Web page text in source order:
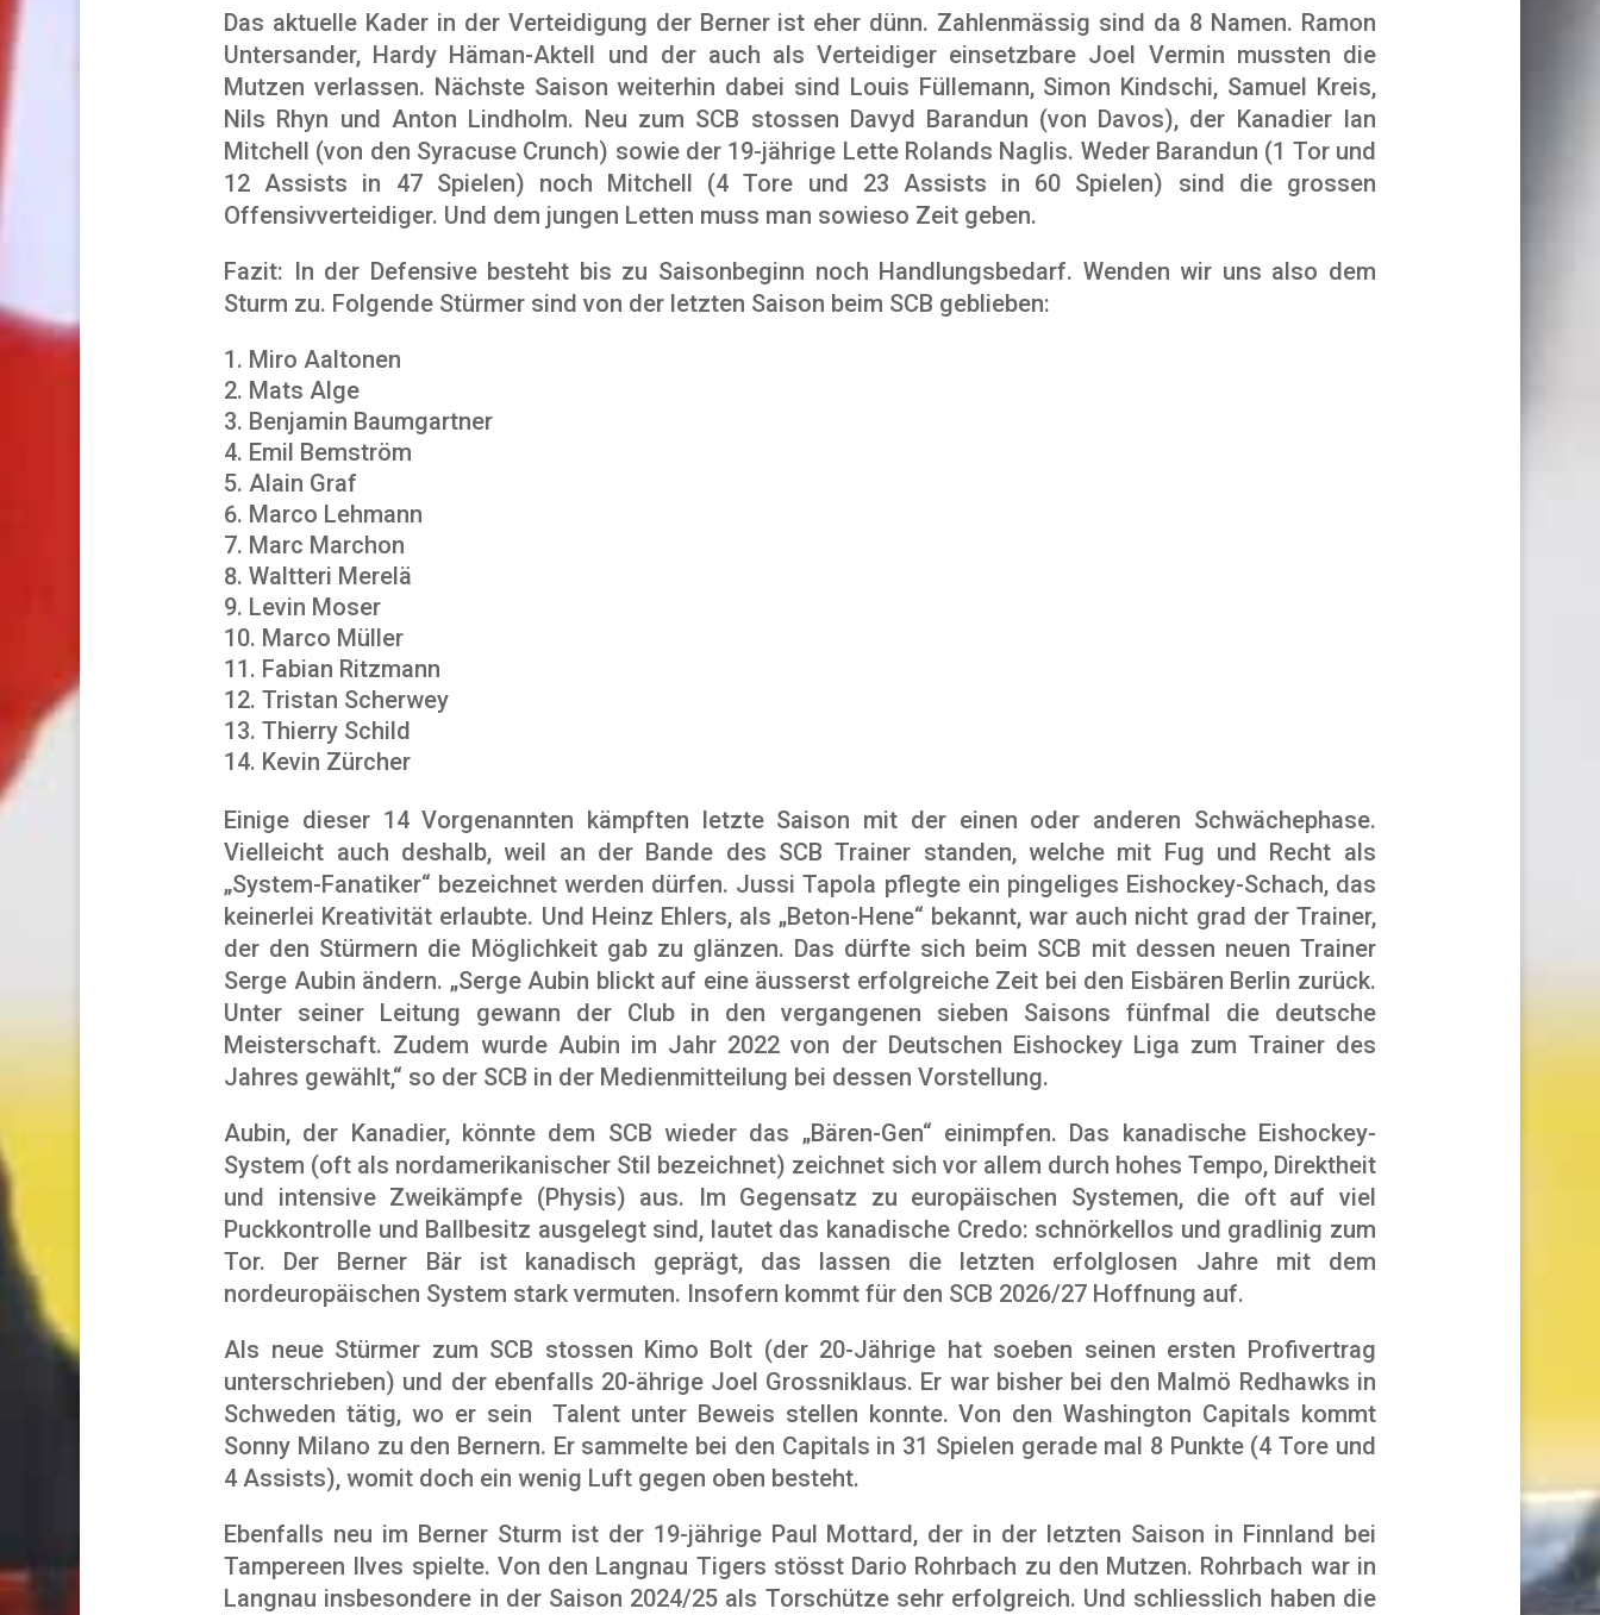
Das aktuelle Kader in der Verteidigung der Berner ist eher dünn. Zahlenmässig sind da 8 Namen. Ramon
Untersander, Hardy Häman-Aktell und der auch als Verteidiger einsetzbare Joel Vermin mussten die
Mutzen verlassen. Nächste Saison weiterhin dabei sind Louis Füllemann, Simon Kindschi, Samuel Kreis,
Nils Rhyn und Anton Lindholm. Neu zum SCB stossen Davyd Barandun (von Davos), der Kanadier Ian
Mitchell (von den Syracuse Crunch) sowie der 19-jährige Lette Rolands Naglis. Weder Barandun (1 Tor und
12 Assists in 47 Spielen) noch Mitchell (4 Tore und 23 Assists in 60 Spielen) sind die grossen
Offensivverteidiger. Und dem jungen Letten muss man sowieso Zeit geben.
Fazit: In der Defensive besteht bis zu Saisonbeginn noch Handlungsbedarf. Wenden wir uns also dem
Sturm zu. Folgende Stürmer sind von der letzten Saison beim SCB geblieben:
Miro Aaltonen
Mats Alge
Benjamin Baumgartner
Emil Bemström
Alain Graf
Marco Lehmann
Marc Marchon
Waltteri Merelä
Levin Moser
Marco Müller
Fabian Ritzmann
Tristan Scherwey
Thierry Schild
Kevin Zürcher
Einige dieser 14 Vorgenannten kämpften letzte Saison mit der einen oder anderen Schwächephase.
Vielleicht auch deshalb, weil an der Bande des SCB Trainer standen, welche mit Fug und Recht als
„System-Fanatiker“ bezeichnet werden dürfen. Jussi Tapola pflegte ein pingeliges Eishockey-Schach, das
keinerlei Kreativität erlaubte. Und Heinz Ehlers, als „Beton-Hene“ bekannt, war auch nicht grad der Trainer,
der den Stürmern die Möglichkeit gab zu glänzen. Das dürfte sich beim SCB mit dessen neuen Trainer
Serge Aubin ändern. „Serge Aubin blickt auf eine äusserst erfolgreiche Zeit bei den Eisbären Berlin zurück.
Unter seiner Leitung gewann der Club in den vergangenen sieben Saisons fünfmal die deutsche
Meisterschaft. Zudem wurde Aubin im Jahr 2022 von der Deutschen Eishockey Liga zum Trainer des
Jahres gewählt,“ so der SCB in der Medienmitteilung bei dessen Vorstellung.
Aubin, der Kanadier, könnte dem SCB wieder das „Bären-Gen“ einimpfen. Das kanadische Eishockey-
System (oft als nordamerikanischer Stil bezeichnet) zeichnet sich vor allem durch hohes Tempo, Direktheit
und intensive Zweikämpfe (Physis) aus. Im Gegensatz zu europäischen Systemen, die oft auf viel
Puckkontrolle und Ballbesitz ausgelegt sind, lautet das kanadische Credo: schnörkellos und gradlinig zum
Tor. Der Berner Bär ist kanadisch geprägt, das lassen die letzten erfolglosen Jahre mit dem
nordeuropäischen System stark vermuten. Insofern kommt für den SCB 2026/27 Hoffnung auf.
Als neue Stürmer zum SCB stossen Kimo Bolt (der 20-Jährige hat soeben seinen ersten Profivertrag
unterschrieben) und der ebenfalls 20-ährige Joel Grossniklaus. Er war bisher bei den Malmö Redhawks in
Schweden tätig, wo er sein Talent unter Beweis stellen konnte. Von den Washington Capitals kommt
Sonny Milano zu den Bernern. Er sammelte bei den Capitals in 31 Spielen gerade mal 8 Punkte (4 Tore und
4 Assists), womit doch ein wenig Luft gegen oben besteht.
Ebenfalls neu im Berner Sturm ist der 19-jährige Paul Mottard, der in der letzten Saison in Finnland bei
Tampereen Ilves spielte. Von den Langnau Tigers stösst Dario Rohrbach zu den Mutzen. Rohrbach war in
Langnau insbesondere in der Saison 2024/25 als Torschütze sehr erfolgreich. Und schliesslich haben die